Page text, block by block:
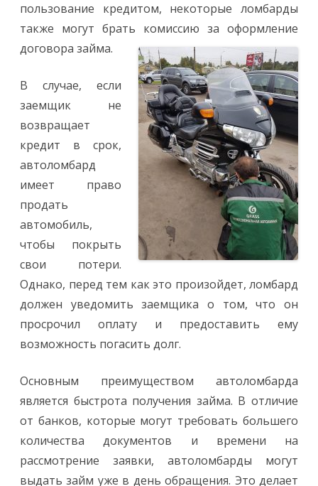
пользование кредитом, некоторые ломбарды
также могут брать комиссию за оформление
договора займа.
В случае, если
заемщик не
возвращает
кредит в срок,
автоломбард
имеет право
продать
автомобиль,
чтобы покрыть
свои потери.
Однако, перед тем как это произойдет, ломбард
должен уведомить заемщика о том, что он
просрочил оплату и предоставить ему
возможность погасить долг.
Основным преимуществом автоломбарда
является быстрота получения займа. В отличие
от банков, которые могут требовать большего
количества документов и времени на
рассмотрение заявки, автоломбарды могут
выдать займ уже в день обращения. Это делает